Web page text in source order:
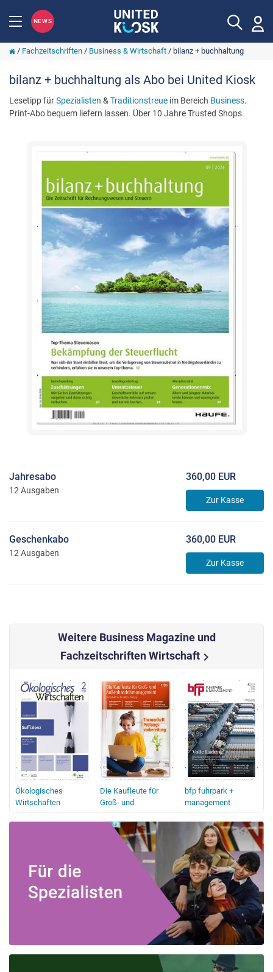
NEWS
/ Fachzeitschriften/ Business & Wirtschaft/ bilanz + buchhaltung
bilanz + buchhaltung als Abo bei United Kiosk
Lesetipp fürSpezialisten & Traditionstreue im Bereich Business.
Print-Abo bequem liefern lassen. Über 10 Jahre Trusted Shops.
Jahresabo
12 Ausgaben
360,00 EUR
Zur Kasse
Geschenkabo
12 Ausgaben
360,00 EUR
Zur Kasse
Weitere Business Magazine und
Fachzeitschriften Wirtschaftchevron_right
Ökologisches
Wirtschaften
Die Kaufleute für
Groß- und
bfp fuhrpark +
management